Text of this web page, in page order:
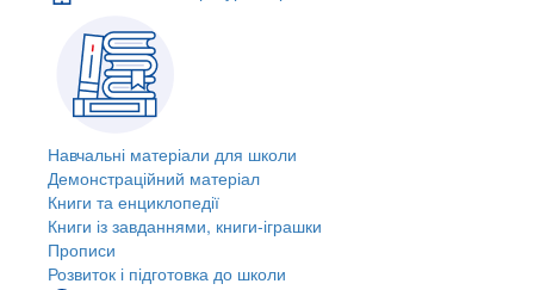
Навчальні матеріали для школи
Демонстраційний матеріал
Книги та енциклопедії
Книги із завданнями, книги-іграшки
Прописи
Розвиток і підготовка до школи